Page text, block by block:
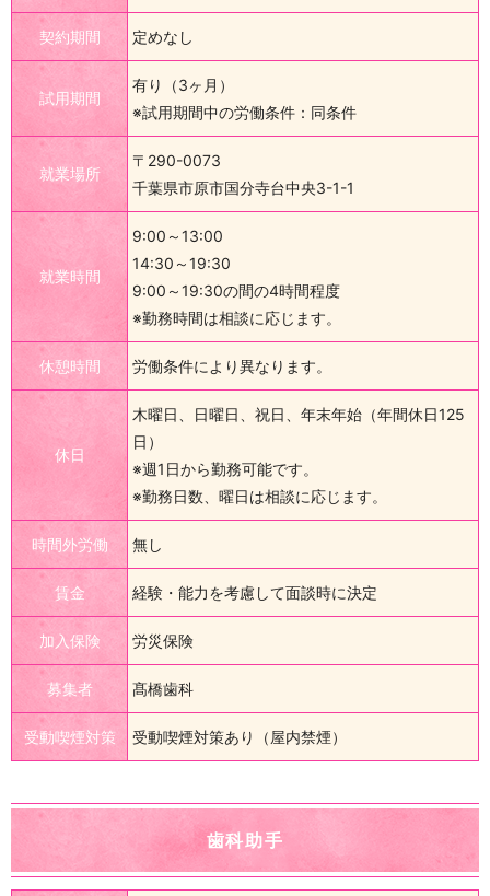
契約期間 定めなし
試用期間
有り（3ヶ月）
※試用期間中の労働条件：同条件
就業場所
〒290-0073
千葉県市原市国分寺台中央3-1-1
就業時間
9:00～13:00
14:30～19:30
9:00～19:30の間の4時間程度
※勤務時間は相談に応じます。
休憩時間 労働条件により異なります。
休日
木曜日、日曜日、祝日、年末年始（年間休日125
日）
※週1日から勤務可能です。
※勤務日数、曜日は相談に応じます。
時間外労働 無し
賃金 経験・能力を考慮して面談時に決定
加入保険 労災保険
募集者 髙橋歯科
受動喫煙対策 受動喫煙対策あり（屋内禁煙）
歯科助手